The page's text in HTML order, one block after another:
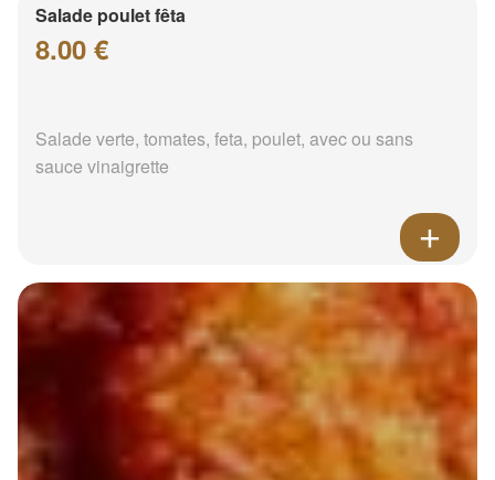
Salade poulet fêta
8.00 €
Salade verte, tomates, feta, poulet, avec ou sans
sauce vinaigrette